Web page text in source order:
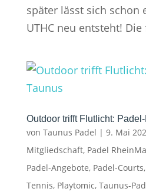
später lässt sich schon
UTHC neu entsteht! Die
Outdoor trifft Flutlicht:
von Taunus Padel | 9. Mai
Mitgliedschaft, Padel
Padel-Angebote, Padel-Courts,
Tennis, Playtomic, Taunus-